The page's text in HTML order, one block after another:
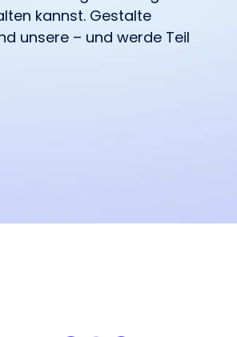
Absprachen.
kannst. Gestalte
unsere – und werde Teil